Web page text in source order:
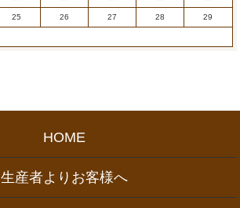
25 26 27 28 29
HOME
生産者よりお客様へ